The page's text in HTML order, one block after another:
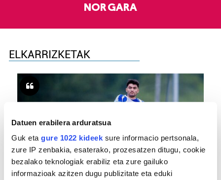
Datuen erabilera arduratsua
Guk eta gure 1022 kideek sure informacio pertsonala,
zure IP zenbakia, esaterako, prozesatzen ditugu, cookie
bezalako teknologiak erabiliz eta zure gailuko
informazioak azitzen dugu publizitate eta eduki
NOR GARA
ELKARRIZKETAK
FUTBOLA